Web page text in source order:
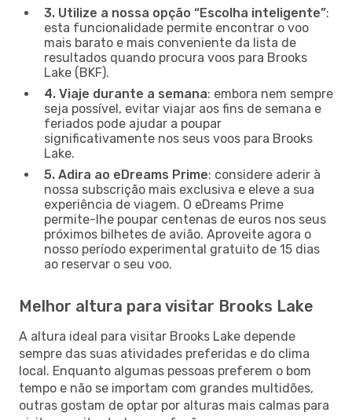
3. Utilize a nossa opção “Escolha inteligente”:
esta funcionalidade permite encontrar o voo
mais barato e mais conveniente da lista de
resultados quando procura voos para Brooks
Lake (BKF).
4. Viaje durante a semana: embora nem sempre
seja possível, evitar viajar aos fins de semana e
feriados pode ajudar a poupar
significativamente nos seus voos para Brooks
Lake.
5. Adira ao eDreams Prime: considere aderir à
nossa subscrição mais exclusiva e eleve a sua
experiência de viagem. O eDreams Prime
permite-lhe poupar centenas de euros nos seus
próximos bilhetes de avião. Aproveite agora o
nosso período experimental gratuito de 15 dias
ao reservar o seu voo.
Melhor altura para visitar Brooks Lake
A altura ideal para visitar Brooks Lake depende
sempre das suas atividades preferidas e do clima
local. Enquanto algumas pessoas preferem o bom
tempo e não se importam com grandes multidões,
outras gostam de optar por alturas mais calmas para